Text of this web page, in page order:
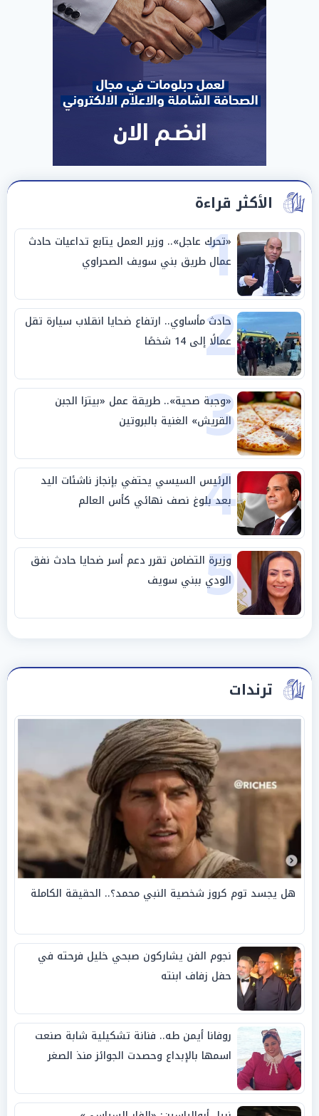
الأكثر قراءة
1
«تحرك عاجل».. وزير العمل يتابع تداعيات حادث
عمال طريق بني سويف الصحراوي
2
حادث مأساوي.. ارتفاع ضحايا انقلاب سيارة تقل
عمالًا إلى 14 شخصًا
3
«وجبة صحية».. طريقة عمل «بيتزا الجبن
القريش» الغنية بالبروتين
4
الرئيس السيسي يحتفي بإنجاز ناشئات اليد
بعد بلوغ نصف نهائي كأس العالم
5
وزيرة التضامن تقرر دعم أسر ضحايا حادث نفق
الودي ببني سويف
ترندات
هل يجسد توم كروز شخصية النبي محمد؟.. الحقيقة الكاملة
نجوم الفن يشاركون صبحي خليل فرحته في
حفل زفاف ابنته
روفانا أيمن طه.. فنانة تشكيلية شابة صنعت
اسمها بالإبداع وحصدت الجوائز منذ الصغر